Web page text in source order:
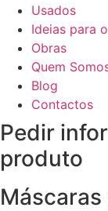
Usados
Ideias para
Obras
Quem
Blog
Contactos
Pedir
produto